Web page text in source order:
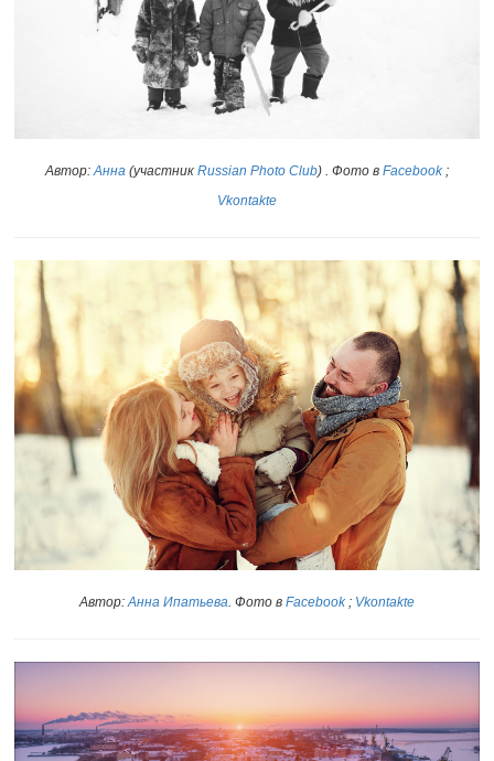
Автор:Анна (участник Russian Photo Club) . Фото в Facebook;
Vkontakte
Автор:Анна Ипатьева. Фото в Facebook; Vkontakte